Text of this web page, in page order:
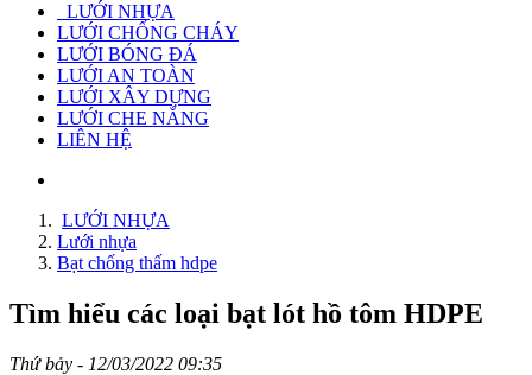
LƯỚI NHỰA
LƯỚI CHỐNG CHÁY
LƯỚI BÓNG ĐÁ
LƯỚI AN TOÀN
LƯỚI XÂY DỰNG
LƯỚI CHE NẮNG
LIÊN HỆ
LƯỚI NHỰA
Lưới nhựa
Bạt chống thấm hdpe
Tìm hiểu các loại bạt lót hồ tôm HDPE
Thứ bảy - 12/03/2022 09:35